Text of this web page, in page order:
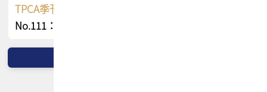
TPCA季刊 FREE 線上版
No.111：PCB全球風險布局與韌性